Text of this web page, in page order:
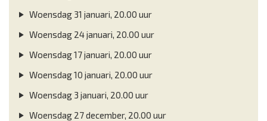
Woensdag 31 januari, 20.00 uur
Woensdag 24 januari, 20.00 uur
Woensdag 17 januari, 20.00 uur
Woensdag 10 januari, 20.00 uur
Woensdag 3 januari, 20.00 uur
Woensdag 27 december, 20.00 uur